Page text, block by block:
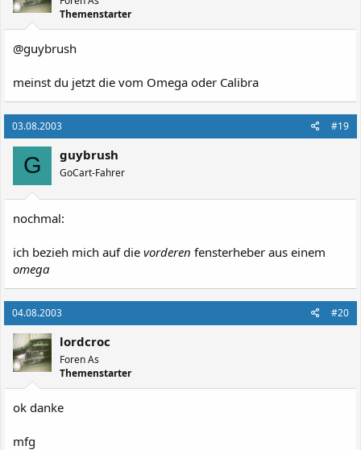
Themenstarter
@guybrush
meinst du jetzt die vom Omega oder Calibra
03.08.2003 #19
G guybrush
GoCart-Fahrer
nochmal:
ich bezieh mich auf die vorderen fensterheber aus einem
omega
04.08.2003 #20
lordcroc
Foren As
Themenstarter
ok danke
mfg